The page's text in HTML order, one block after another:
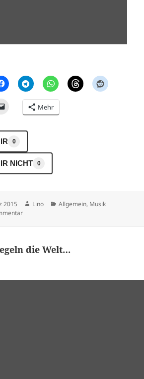
Mehr
0
NICHT 0
2015 Autor
Lino Kategorien
Allgemein, Musik
zu Asian Man Records – Bruce Lee Band –
die Welt…